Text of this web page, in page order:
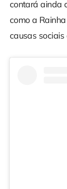
contará ainda
como a
causas sociais